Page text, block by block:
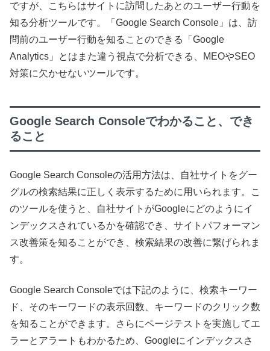
ですが、こちらはサイトに訪問したあとのユーザー行動を
知る分析ツールです。「Google Search Console」は、訪
問前のユーザー行動を知ることのできる「Google
Analytics」とはまた違う視点で分析できる、MEOやSEO
対策に欠かせないツールです。
Google Search Consoleでわかること、でき
ること
Google Search Consoleの活用方法は、自社サイトをグー
グルの検索結果に正しく表示するために用いられます。こ
のツールを使うと、自社サイトがGoogleにどのようにイ
ンデックスされているかを確認でき、サイトパフォーマン
ス改善策を知ることができ、検索結果の改善に繋げられま
す。
Google Search Consoleでは下記のように、検索キーワー
ド、そのキーワードの表示回数、キーワードのクリック数
を知ることができます。さらにページテストを実施してエ
ラーとアラートもわかるため、Googleにインデックスさ